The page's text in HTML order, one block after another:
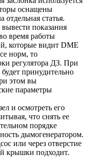
оснащены
статья.
показания
время работы
которые видит DME
норм, то
регулятора ДЗ. При
принудительно
этом вы
параметры
и осмотреть его
что снять ее
порядке
дымогенератором.
или через отверстие
крышки подходит.